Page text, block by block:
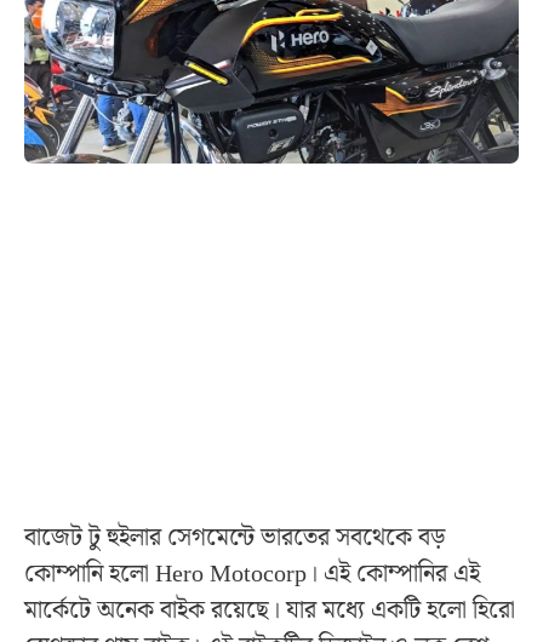
বাজেট টু হুইলার সেগমেন্টে ভারতের সবথেকে বড়
কোম্পানি হলো Hero Motocorp। এই কোম্পানির এই
মার্কেটে অনেক বাইক রয়েছে। যার মধ্যে একটি হলো হিরো